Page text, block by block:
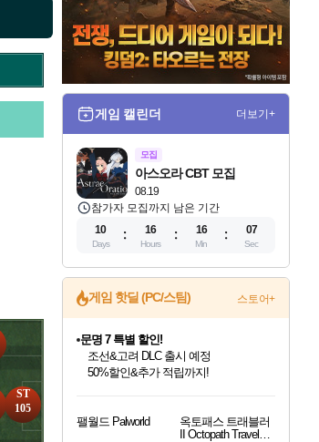
ST
105
게임 캘린더 더보기+
모집
08.19
아스오라 CBT 모집
참가자 모집까지 남은 기간
10
Days
16
Hours
16
Min
06
Sec
게임 핫딜 (PC/스팀) 스토어+
최대 90% 할인가를 만나보세요!
네이버혜택과 함께 만나보세요!
문명 7 특별 할인!
조선&고려 DLC 출시 예정
50%할인&추가 적립까지!
네이버 포인트 혜택까지!
이니&베니 혜택까지!
네이버 혜택가와 함께 예약하세요!
할인&네이버혜택으로 만나보세요!
네이버페이 혜택과 만나보세요!
40주년 프로모션으로 만나보세요!
할인가에 만나보세요!
일부 에디션 상시 할인!
혜택으로 예약 판매 중
편안하게 충전하세요
팰월드 Palworld
옥토패스 트래블러
II Octopath Traveler I